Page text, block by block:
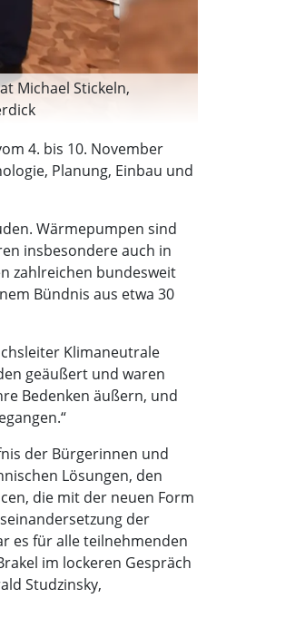
Michael Stickeln,
(Öko-Zentrum
4. bis 10. November
Planung, Einbau und
Wärmepumpen sind
insbesondere auch in
zahlreichen bundesweit
Bündnis aus etwa 30
Klimaneutrale
geäußert und waren
Bedenken äußern, und
der Bürgerinnen und
Lösungen, den
die mit der neuen Form
der
es für alle teilnehmenden
im lockeren Gespräch
Studzinsky,